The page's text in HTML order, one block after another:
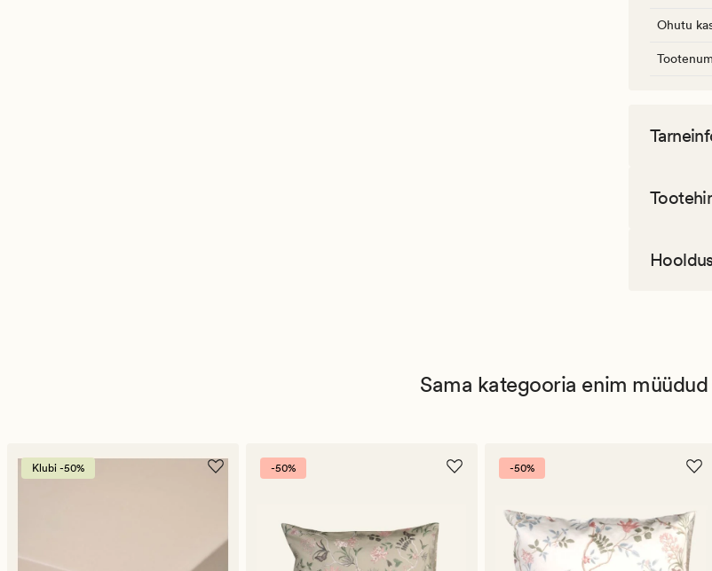
Ohutu
Sama kategooria enim
Klubi -50% -50% -50%